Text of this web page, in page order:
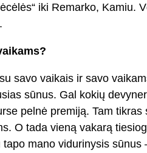
iki Remarko, Kamiu.
savo vaikais ir savo
sūnus. Gal kokių
pelnė premiją. Tam
O tada vieną vakarą
mano vidurinysis sūnus